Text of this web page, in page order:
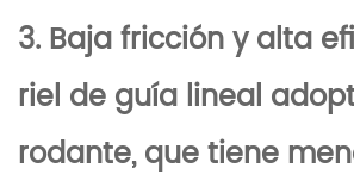
3. Baja fricción y alta
riel de guía lineal
rodante, que tiene